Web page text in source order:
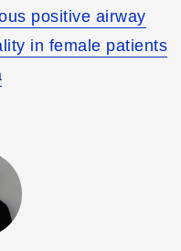
positive airway
in female patients